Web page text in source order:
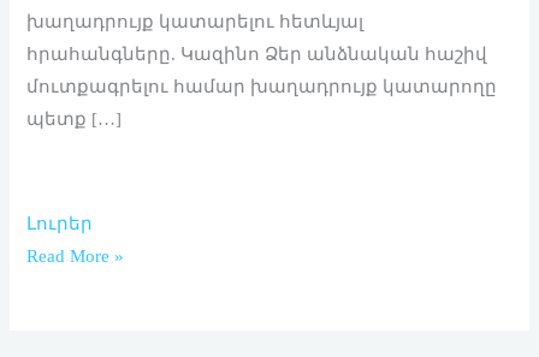
խաղադրույք կատարելու հետևյալ
հրահանգները. Կազինո Ձեր անձնական հաշիվ
մուտքագրելու համար խաղադրույք կատարողը
պետք […]
Լուրեր
Read More »